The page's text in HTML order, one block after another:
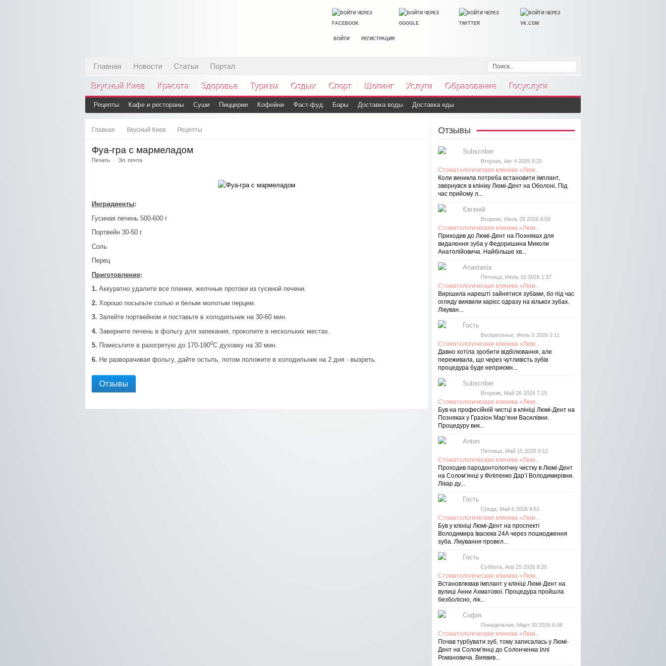
ВОЙТИ РЕГИСТРАЦИЯ
Главная Новости Статьи Портал
Вкусный Киев Красота Здоровье Туризм Отдых Спорт Шопинг Услуги Образование Госуслуги
Рецепты Кафе и рестораны Суши Пиццерии Кофейни Фаст-фуд Бары Доставка воды Доставка еды
Главная Вкусный Киев Рецепты
Фуа-гра с мармеладом
Печать Эл. почта
Ингридиенты:
Гусиная печень 500-600 г
Портвейн 30-50 г
Соль
Перец
Приготовление:
1. Аккуратно удалите все пленки, желчные протоки из гусиной печени.
2. Хорошо посыпьте солью и белым молотым перцем.
3. Залейте портвейном и поставьте в холодильник на 30-60 мин.
4. Заверните печень в фольгу для запекания, проколите в нескольких местах.
5. Помесьтите в разогретую до 170-1900С духовку на 30 мин.
6. Не разворачивая фольгу, дайте остыть, потом положите в холодильник на 2 дня - вызреть.
Отзывы
Отзывы
Subscriber
Вторник, Авг 4 2026 8:25
Стоматологическая клиника «Люм...
Коли виникла потреба встановити імплант,
звернувся в клініку Люмі-Дент на Оболоні. Під
час прийому л...
Євгеній
Вторник, Июль 28 2026 6:58
Стоматологическая клиника «Люм...
Приходив до Люмі-Дент на Позняках для
видалення зуба у Федоришина Миколи
Анатолійовича. Найбільше хв...
Anastasia
Пятница, Июль 10 2026 1:37
Стоматологическая клиника «Люм...
Вирішила нарешті зайнятися зубами, бо під час
огляду виявили карієс одразу на кількох зубах.
Лікуван...
Гость
Воскресенье, Июль 5 2026 2:11
Стоматологическая клиника «Люм...
Давно хотіла зробити відбілювання, але
переживала, що через чутливість зубів
процедура буде неприємн...
Subscriber
Вторник, Май 26 2026 7:15
Стоматологическая клиника «Люм...
Був на професійній чистці в клініці Люмі-Дент на
Позняках у Гразіон Мар’яни Василівни.
Процедуру вик...
Anton
Пятница, Май 15 2026 8:12
Стоматологическая клиника «Люм...
Проходив пародонтологічну чистку в Люмі-Дент
на Солом’янці у Філіпенко Дар’ї Володимирівни.
Лікар ду...
Гость
Среда, Май 6 2026 8:51
Стоматологическая клиника «Люм...
Був у клініці Люмі-Дент на проспекті
Володимира Івасюка 24А через пошкодження
зуба. Лікування провел...
Гость
Суббота, Апр 25 2026 8:20
Стоматологическая клиника «Люм...
Встановлював імплант у клініці Люмі-Дент на
вулиці Анни Ахматової. Процедура пройшла
безболісно, лік...
Софія
Понедельник, Март 30 2026 6:08
Стоматологическая клиника «Люм...
Почав турбувати зуб, тому записалась у Люмі-
Дент на Соломʼянці до Солонченка Іллі
Романовича. Виявив...